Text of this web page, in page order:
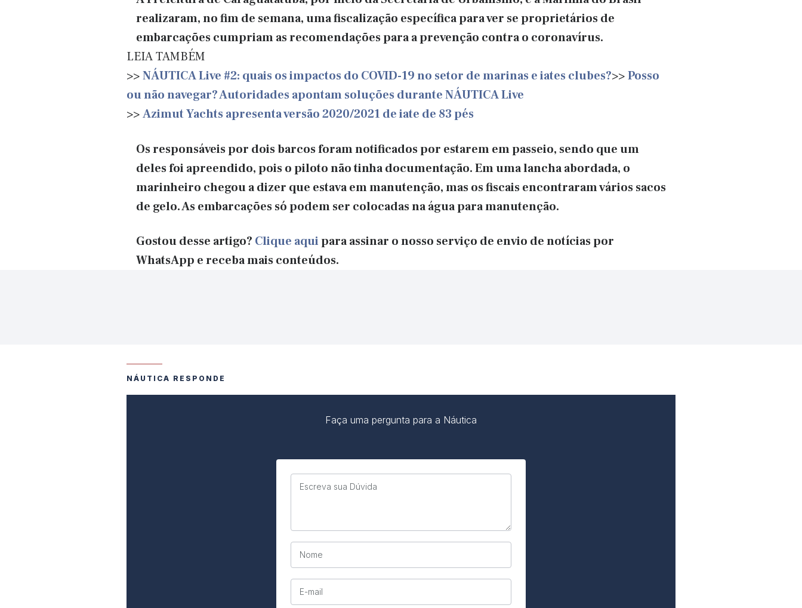
realizaram, no fim de semana, uma fiscalização específica para ver se proprietários de
embarcações cumpriam as recomendações para a prevenção contra o coronavírus.
LEIA TAMBÉM
>>NÁUTICA Live #2: quais os impactos do COVID-19 no setor de marinas e iates clubes?>>Posso
ou não navegar? Autoridades apontam soluções durante NÁUTICA Live
>>Azimut Yachts apresenta versão 2020/2021 de iate de 83 pés
Os responsáveis por dois barcos foram notificados por estarem em passeio, sendo que um
deles foi apreendido, pois o piloto não tinha documentação. Em uma lancha abordada, o
marinheiro chegou a dizer que estava em manutenção, mas os fiscais encontraram vários sacos
de gelo. As embarcações só podem ser colocadas na água para manutenção.
Gostou desse artigo? Clique aquipara assinar o nosso serviço de envio de notícias por
WhatsApp e receba mais conteúdos.
NÁUTICA RESPONDE
Faça uma pergunta para a Náutica
Escreva sua Dúvida
Nome
E-mail